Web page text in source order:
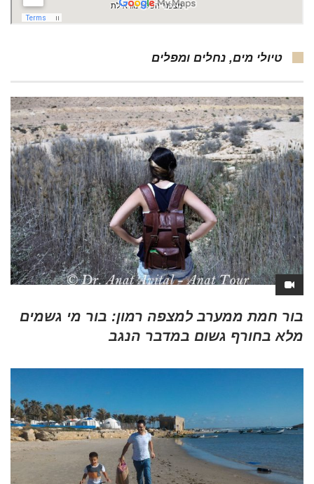
טיולי מים, נחלים ומפלים
בור חמת ממערב למצפה רמון: בור מי גשמים
מלא בחורף גשום במדבר הנגב